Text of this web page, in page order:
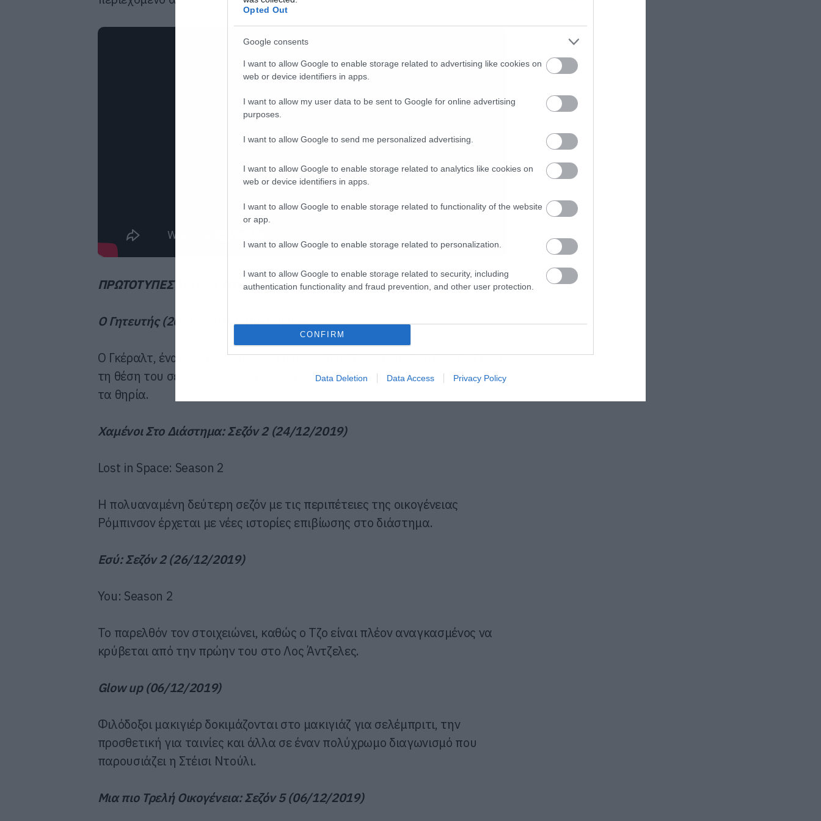
Opted Out
Google consents
I want to allow Google to enable storage related to advertising like cookies on
web or device identifiers in apps.
I want to allow my user data to be sent to Google for online advertising
purposes.
I want to allow Google to send me personalized advertising.
I want to allow Google to enable storage related to analytics like cookies on
web or device identifiers in apps.
I want to allow Google to enable storage related to functionality of the website
or app.
I want to allow Google to enable storage related to personalization.
I want to allow Google to enable storage related to security, including
authentication functionality and fraud prevention, and other user protection.
CONFIRM
Data Deletion Data Access Privacy Policy
ΠΡΩΤΟΤΥΠΕΣ ΣΕΙΡΕΣ ΤΟΥ NETFLIX
Ο Γητευτής (20/12/2019)-The Witcher
Ο Γκέραλτ, ένας μεταλλαγμένος κυνηγός τεράτων, αγωνίζεται για να βρει
τη θέση του σε έναν κόσμο όπου συχνά οι άνθρωποι είναι πιο κακοί από
τα θηρία.
Χαμένοι Στο Διάστημα: Σεζόν 2 (24/12/2019)
Lost in Space: Season 2
Η πολυαναμένη δεύτερη σεζόν με τις περιπέτειες της οικογένειας
Ρόμπινσον έρχεται με νέες ιστορίες επιβίωσης στο διάστημα.
Εσύ: Σεζόν 2 (26/12/2019)
You: Season 2
Το παρελθόν τον στοιχειώνει, καθώς ο Τζο είναι πλέον αναγκασμένος να
κρύβεται από την πρώην του στο Λος Άντζελες.
Glow up (06/12/2019)
Φιλόδοξοι μακιγιέρ δοκιμάζονται στο μακιγιάζ για σελέμπριτι, την
προσθετική για ταινίες και άλλα σε έναν πολύχρωμο διαγωνισμό που
παρουσιάζει η Στέισι Ντούλι.
Μια πιο Τρελή Οικογένεια: Σεζόν 5 (06/12/2019)